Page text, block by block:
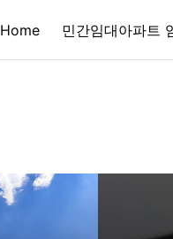
Home 민간임대아파트